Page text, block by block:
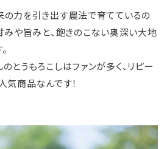
力を引き出す農法で育てているの
みや旨みと、飽きのこない奥深い大地
とうもろこしはファンが多く、リピー
気商品なんです！